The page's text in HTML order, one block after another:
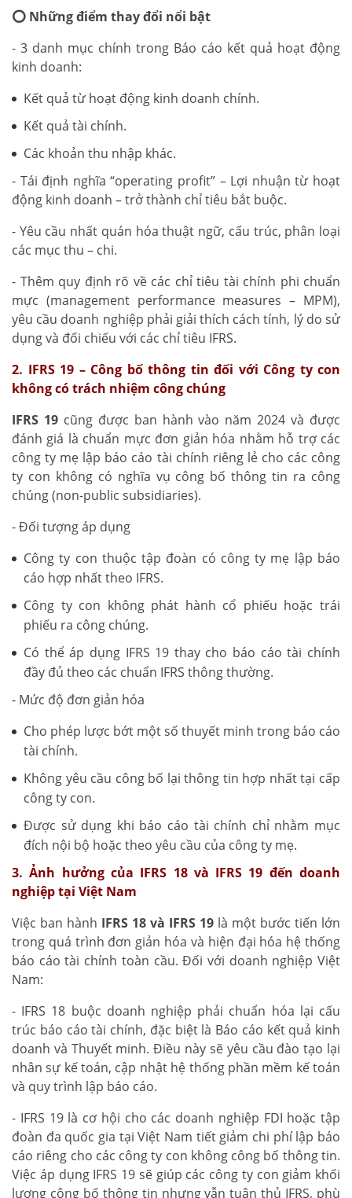
⭕ Những điểm thay đổi nổi bật
- 3 danh mục chính trong Báo cáo kết quả hoạt động
kinh doanh:
Kết quả từ hoạt động kinh doanh chính.
Kết quả tài chính.
Các khoản thu nhập khác.
- Tái định nghĩa “operating profit” – Lợi nhuận từ hoạt
động kinh doanh – trở thành chỉ tiêu bắt buộc.
- Yêu cầu nhất quán hóa thuật ngữ, cấu trúc, phân loại
các mục thu – chi.
- Thêm quy định rõ về các chỉ tiêu tài chính phi chuẩn
mực (management performance measures – MPM),
yêu cầu doanh nghiệp phải giải thích cách tính, lý do sử
dụng và đối chiếu với các chỉ tiêu IFRS.
2. IFRS 19 – Công bố thông tin đối với Công ty con
không có trách nhiệm công chúng
IFRS 19cũng được ban hành vào năm 2024 và được
đánh giá là chuẩn mực đơn giản hóa nhằm hỗ trợ các
công ty mẹ lập báo cáo tài chính riêng lẻ cho các công
ty con không có nghĩa vụ công bố thông tin ra công
chúng (non-public subsidiaries).
- Đối tượng áp dụng
Công ty con thuộc tập đoàn có công ty mẹ lập báo
cáo hợp nhất theo IFRS.
Công ty con không phát hành cổ phiếu hoặc trái
phiếu ra công chúng.
Có thể áp dụng IFRS 19 thay cho báo cáo tài chính
đầy đủ theo các chuẩn IFRS thông thường.
- Mức độ đơn giản hóa
Cho phép lược bớt một số thuyết minh trong báo cáo
tài chính.
Không yêu cầu công bố lại thông tin hợp nhất tại cấp
công ty con.
Được sử dụng khi báo cáo tài chính chỉ nhằm mục
đích nội bộ hoặc theo yêu cầu của công ty mẹ.
3. Ảnh hưởng của IFRS 18 và IFRS 19 đến doanh
nghiệp tại Việt Nam
Việc ban hành IFRS 18 và IFRS 19 là một bước tiến lớn
trong quá trình đơn giản hóa và hiện đại hóa hệ thống
báo cáo tài chính toàn cầu. Đối với doanh nghiệp Việt
Nam:
- IFRS 18 buộc doanh nghiệp phải chuẩn hóa lại cấu
trúc báo cáo tài chính, đặc biệt là Báo cáo kết quả kinh
doanh và Thuyết minh. Điều này sẽ yêu cầu đào tạo lại
nhân sự kế toán, cập nhật hệ thống phần mềm kế toán
và quy trình lập báo cáo.
- IFRS 19 là cơ hội cho các doanh nghiệp FDI hoặc tập
đoàn đa quốc gia tại Việt Nam tiết giảm chi phí lập báo
cáo riêng cho các công ty con không công bố thông tin.
Việc áp dụng IFRS 19 sẽ giúp các công ty con giảm khối
lượng công bố thông tin nhưng vẫn tuân thủ IFRS, phù